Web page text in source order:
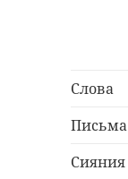
Слова
Письма
Сияния